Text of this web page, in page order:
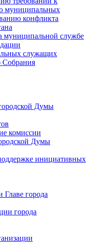
муниципальных
конфликта
муниципальной службе
служащих
Cобрания
Думы
комиссии
Думы
инициативных
города
города